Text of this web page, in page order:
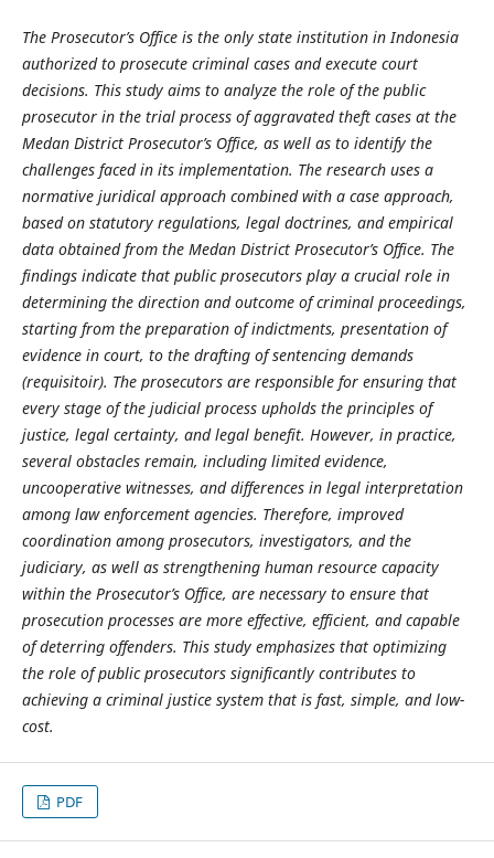
The Prosecutor’s Office is the only state institution in Indonesia
authorized to prosecute criminal cases and execute court
decisions. This study aims to analyze the role of the public
prosecutor in the trial process of aggravated theft cases at the
Medan District Prosecutor’s Office, as well as to identify the
challenges faced in its implementation. The research uses a
normative juridical approach combined with a case approach,
based on statutory regulations, legal doctrines, and empirical
data obtained from the Medan District Prosecutor’s Office. The
findings indicate that public prosecutors play a crucial role in
determining the direction and outcome of criminal proceedings,
starting from the preparation of indictments, presentation of
evidence in court, to the drafting of sentencing demands
(requisitoir). The prosecutors are responsible for ensuring that
every stage of the judicial process upholds the principles of
justice, legal certainty, and legal benefit. However, in practice,
several obstacles remain, including limited evidence,
uncooperative witnesses, and differences in legal interpretation
among law enforcement agencies. Therefore, improved
coordination among prosecutors, investigators, and the
judiciary, as well as strengthening human resource capacity
within the Prosecutor’s Office, are necessary to ensure that
prosecution processes are more effective, efficient, and capable
of deterring offenders. This study emphasizes that optimizing
the role of public prosecutors significantly contributes to
achieving a criminal justice system that is fast, simple, and low-
cost.
PDF